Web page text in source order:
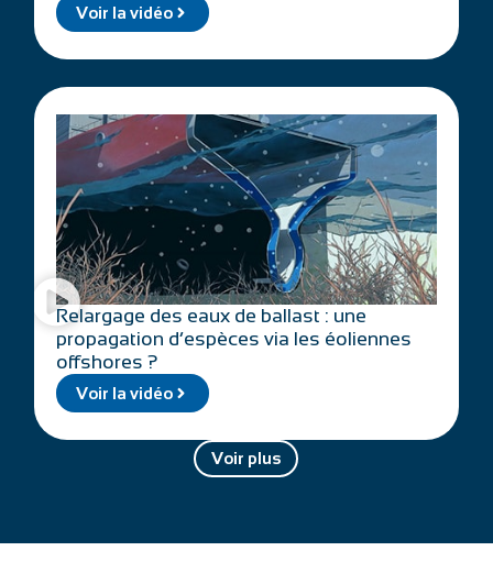
Voir la vidéo
Relargage des eaux de ballast : une
propagation d’espèces via les éoliennes
offshores ?
Voir la vidéo
Voir plus